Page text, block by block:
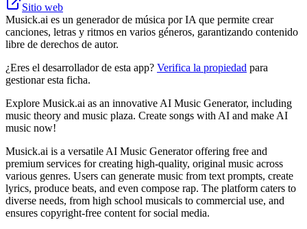
Sitio web
Musick.ai es un generador de música por IA que permite crear
canciones, letras y ritmos en varios géneros, garantizando contenido
libre de derechos de autor.
¿Eres el desarrollador de esta app? Verifica la propiedad para
gestionar esta ficha.
Explore Musick.ai as an innovative AI Music Generator, including
music theory and music plaza. Create songs with AI and make AI
music now!
Musick.ai is a versatile AI Music Generator offering free and
premium services for creating high-quality, original music across
various genres. Users can generate music from text prompts, create
lyrics, produce beats, and even compose rap. The platform caters to
diverse needs, from high school musicals to commercial use, and
ensures copyright-free content for social media.